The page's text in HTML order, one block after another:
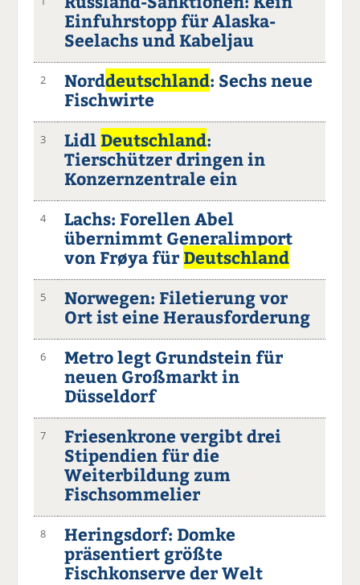
Einfuhrstopp für Alaska-
Seelachs und Kabeljau
2 Norddeutschland: Sechs neue
Fischwirte
3 Lidl Deutschland:
Tierschützer dringen in
Konzernzentrale ein
4
Lachs: Forellen Abel
übernimmt Generalimport
von Frøya für Deutschland
5
Norwegen: Filetierung vor
Ort ist eine Herausforderung
6
Metro legt Grundstein für
neuen Großmarkt in
Düsseldorf
7
Friesenkrone vergibt drei
Stipendien für die
Weiterbildung zum
Fischsommelier
8
Heringsdorf: Domke
präsentiert größte
Fischkonserve der Welt